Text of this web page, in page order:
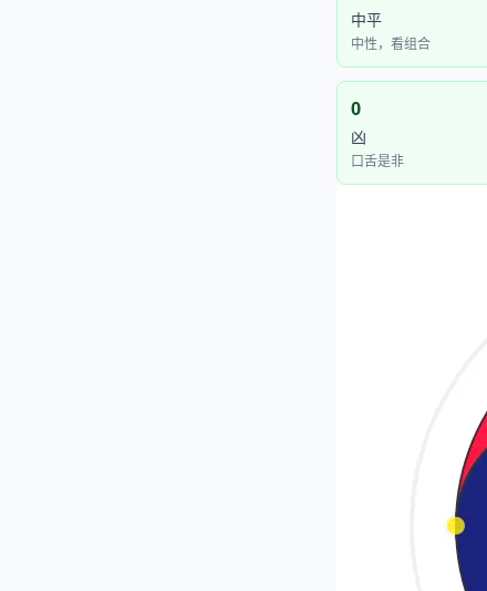
中平
中性，看组合
0
凶
口舌是非